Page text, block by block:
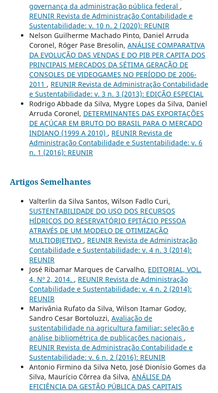
governança da administração pública federal ,
REUNIR Revista de Administração Contabilidade e
Sustentabilidade: v. 10 n. 2 (2020): REUNIR
Nelson Guilherme Machado Pinto, Daniel Arruda
Coronel, Róger Pase Bresolin, ANÁLISE COMPARATIVA
DA EVOLUÇÃO DAS VENDAS E DO PIB PER CAPITA DOS
PRINCIPAIS MERCADOS DA SÉTIMA GERAÇÃO DE
CONSOLES DE VIDEOGAMES NO PERÍODO DE 2006-
2011 , REUNIR Revista de Administração Contabilidade
e Sustentabilidade: v. 3 n. 3 (2013): EDIÇÃO ESPECIAL
Rodrigo Abbade da Silva, Mygre Lopes da Silva, Daniel
Arruda Coronel, DETERMINANTES DAS EXPORTAÇÕES
DE AÇÚCAR EM BRUTO DO BRASIL PARA O MERCADO
INDIANO (1999 A 2010) , REUNIR Revista de
Administração Contabilidade e Sustentabilidade: v. 6
n. 1 (2016): REUNIR
Artigos Semelhantes
Valterlin da Silva Santos, Wilson Fadlo Curi,
SUSTENTABILIDADE DO USO DOS RECURSOS
HÍDRICOS DO RESERVATÓRIO EPITÁCIO PESSOA
ATRAVÉS DE UM MODELO DE OTIMIZAÇÃO
MULTIOBJETIVO , REUNIR Revista de Administração
Contabilidade e Sustentabilidade: v. 4 n. 3 (2014):
REUNIR
José Ribamar Marques de Carvalho, EDITORIAL, VOL.
4, Nº 2, 2014. , REUNIR Revista de Administração
Contabilidade e Sustentabilidade: v. 4 n. 2 (2014):
REUNIR
Marivânia Rufato da Silva, Wilson Itamar Godoy,
Sandro Cesar Bortoluzzi, Avaliação de
sustentabilidade na agricultura familiar: seleção e
análise bibliométrica de publicações nacionais ,
REUNIR Revista de Administração Contabilidade e
Sustentabilidade: v. 6 n. 2 (2016): REUNIR
Antonio Firmino da Silva Neto, José Dionísio Gomes da
Silva, Maurício Côrrea da Silva, ANÁLISE DA
EFICIÊNCIA DA GESTÃO PÚBLICA DAS CAPITAIS